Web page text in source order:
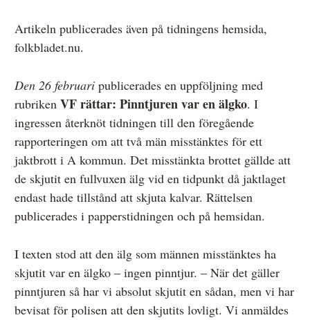
Artikeln publicerades även på tidningens hemsida,
folkbladet.nu.
Den 26 februari publicerades en uppföljning med
rubriken VF rättar: Pinntjuren var en älgko. I
ingressen återknöt tidningen till den föregående
rapporteringen om att två män misstänktes för ett
jaktbrott i A kommun. Det misstänkta brottet gällde att
de skjutit en fullvuxen älg vid en tidpunkt då jaktlaget
endast hade tillstånd att skjuta kalvar. Rättelsen
publicerades i papperstidningen och på hemsidan.
I texten stod att den älg som männen misstänktes ha
skjutit var en älgko – ingen pinntjur. – När det gäller
pinntjuren så har vi absolut skjutit en sådan, men vi har
bevisat för polisen att den skjutits lovligt. Vi anmäldes